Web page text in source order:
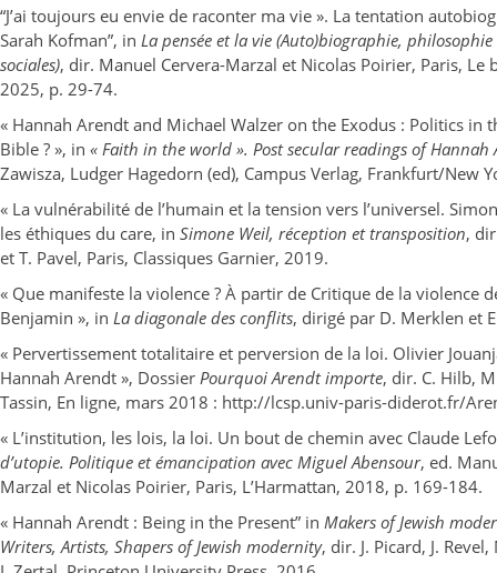
“J’ai toujours eu envie de raconter ma vie ». La tentation
Sarah Kofman”, in La pensée et la vie (Auto)biographie, philosophie
sociales), dir. Manuel Cervera-Marzal et Nicolas Poirier, Paris, Le
2025, p. 29-74.
« Hannah Arendt and Michael Walzer on the Exodus : Politics in
Bible ? », in « Faith in the world ». Post secular readings of Hannah
Zawisza, Ludger Hagedorn (ed), Campus Verlag, Frankfurt/New
« La vulnérabilité de l’humain et la tension vers l’universel.
les éthiques du care, in Simone Weil, réception et transposition,
et T. Pavel, Paris, Classiques Garnier, 2019.
« Que manifeste la violence ? À partir de Critique de la violence
Benjamin », in La diagonale des conflits, dirigé par D. Merklen et
« Pervertissement totalitaire et perversion de la loi. Olivier
Hannah Arendt », Dossier Pourquoi Arendt importe, dir. C. Hilb,
Tassin, En ligne, mars 2018 : http://lcsp.univ-paris-diderot.fr/
« L’institution, les lois, la loi. Un bout de chemin avec Claude
d’utopie. Politique et émancipation avec Miguel Abensour, ed.
Marzal et Nicolas Poirier, Paris, L’Harmattan, 2018, p. 169-184.
« Hannah Arendt : Being in the Present” in Makers of Jewish
Writers, Artists, Shapers of Jewish modernity, dir. J. Picard, J.